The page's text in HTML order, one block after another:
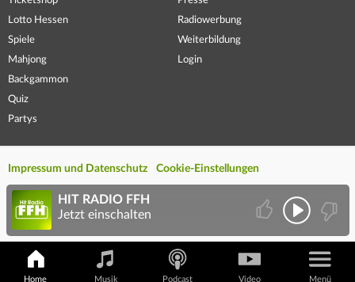
Lotto Hessen
Spiele
Mahjong
Backgammon
Quiz
Partys
Radiowerbung
Weiterbildung
Login
Impressum und Datenschutz Cookie-Einstellungen
Home Musik Podcast Video Menü
HIT RADIO FFH
Jetzt einschalten